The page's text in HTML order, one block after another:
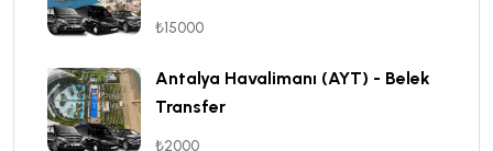
₺15000
Antalya Havalimanı (AYT) - Belek
Transfer
₺2000